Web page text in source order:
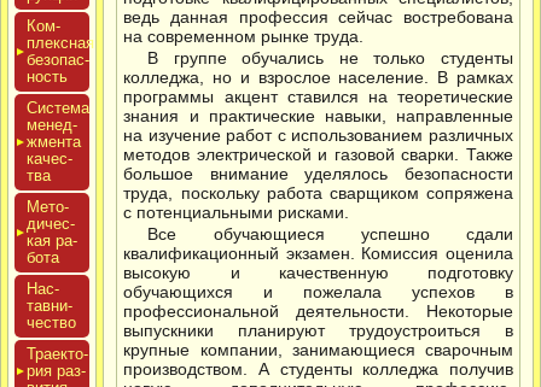
Ком­
плексная
бе­зопас­
ность
Сис­те­ма
ме­нед­
жмен­та
ка­чес­
тва
Мето­
дичес­
кая ра­
бота
Нас­
тавни­
чес­тво
Тра­ек­то­
рия раз­
ведь данная профессия сейчас востребована
на современном рынке труда.
В группе обучались не только студенты
колледжа, но и взрослое население. В рамках
программы акцент ставился на теоретические
знания и практические навыки, направленные
на изучение работ с использованием различных
методов электрической и газовой сварки. Также
большое внимание уделялось безопасности
труда, поскольку работа сварщиком сопряжена
с потенциальными рисками.
Все обучающиеся успешно сдали
квалификационный экзамен. Комиссия оценила
высокую и качественную подготовку
обучающихся и пожелала успехов в
профессиональной деятельности. Некоторые
выпускники планируют трудоустроиться в
крупные компании, занимающиеся сварочным
производством. А студенты колледжа получив